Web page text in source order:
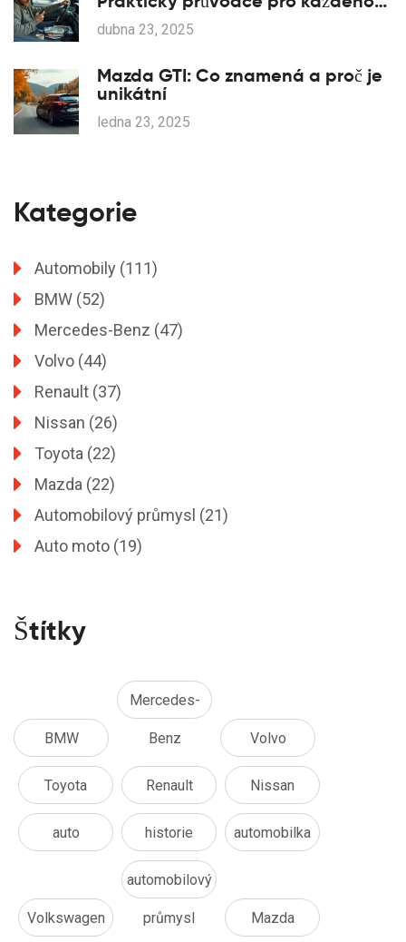
majitele
dubna 23, 2025
Mazda GTI: Co znamená a proč je
unikátní
ledna 23, 2025
Kategorie
Automobily (111)
BMW (52)
Mercedes-Benz (47)
Volvo (44)
Renault (37)
Nissan (26)
Toyota (22)
Mazda (22)
Automobilový průmysl (21)
Auto moto (19)
Štítky
BMW
Mercedes-
Benz Volvo
Toyota Renault Nissan
auto historie automobilka
Volkswagen
automobilový
průmysl Mazda